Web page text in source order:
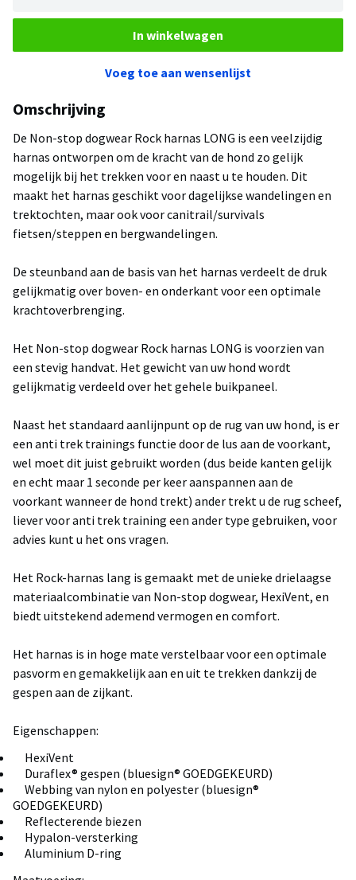
In winkelwagen
Voeg toe aan wensenlijst
Omschrijving
De Non-stop dogwear Rock harnas LONG is een veelzijdig
harnas ontworpen om de kracht van de hond zo gelijk
mogelijk bij het trekken voor en naast u te houden. Dit
maakt het harnas geschikt voor dagelijkse wandelingen en
trektochten, maar ook voor canitrail/survivals
fietsen/steppen en bergwandelingen.
De steunband aan de basis van het harnas verdeelt de druk
gelijkmatig over boven- en onderkant voor een optimale
krachtoverbrenging.
Het Non-stop dogwear Rock harnas LONG is voorzien van
een stevig handvat. Het gewicht van uw hond wordt
gelijkmatig verdeeld over het gehele buikpaneel.
Naast het standaard aanlijnpunt op de rug van uw hond, is er
een anti trek trainings functie door de lus aan de voorkant,
wel moet dit juist gebruikt worden (dus beide kanten gelijk
en echt maar 1 seconde per keer aanspannen aan de
voorkant wanneer de hond trekt) ander trekt u de rug scheef,
liever voor anti trek training een ander type gebruiken, voor
advies kunt u het ons vragen.
Het Rock-harnas lang is gemaakt met de unieke drielaagse
materiaalcombinatie van Non-stop dogwear, HexiVent, en
biedt uitstekend ademend vermogen en comfort.
Het harnas is in hoge mate verstelbaar voor een optimale
pasvorm en gemakkelijk aan en uit te trekken dankzij de
gespen aan de zijkant.
Eigenschappen:
HexiVent
Duraflex® gespen (bluesign® GOEDGEKEURD)
Webbing van nylon en polyester (bluesign®
GOEDGEKEURD)
Reflecterende biezen
Hypalon-versterking
Aluminium D-ring